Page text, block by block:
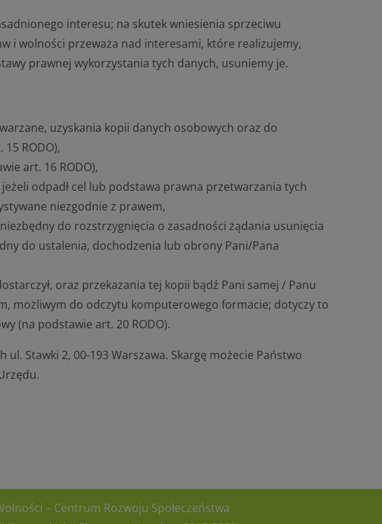
interesu; na skutek wniesienia sprzeciwu
i wolności przeważa nad interesami, które realizujemy,
prawnej wykorzystania tych danych, usuniemy je.
uzyskania kopii danych osobowych oraz do
RODO),
art. 16 RODO),
odpadł cel lub podstawa prawna przetwarzania tych
niezgodnie z prawem,
do rozstrzygnięcia o zasadności żądania usunięcia
do ustalenia, dochodzenia lub obrony Pani/Pana
oraz przekazania tej kopii bądź Pani samej / Panu
możliwym do odczytu komputerowego formacie; dotyczy to
(na podstawie art. 20 RODO).
Stawki 2, 00-193 Warszawa. Skargę możecie Państwo
– Centrum Rozwoju Społeczeństwa